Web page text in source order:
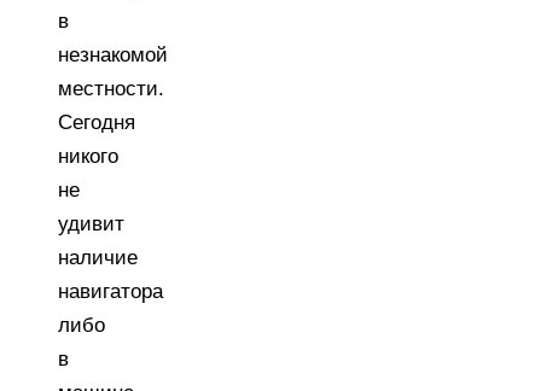
в
незнакомой
местности.
Сегодня
никого
не
удивит
наличие
навигатора
либо
в